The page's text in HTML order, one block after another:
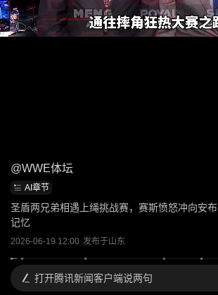
@WWE体坛
AI章节
圣盾两兄弟相遇上绳挑战赛，赛斯愤怒冲向安
记忆
2026-06-19 12:00 发布于山东
打开腾讯新闻客户端说两句